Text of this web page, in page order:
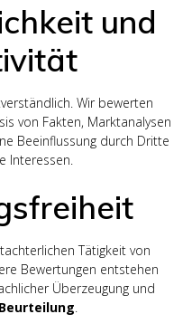
und
Wir bewerten
von Fakten, Marktanalysen
Beeinflussung durch Dritte
Interessen.
Tätigkeit von
Bewertungen entstehen
Überzeugung und
.